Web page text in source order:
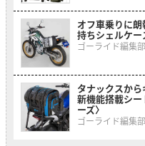
オフ車乗りに
持ちシェルケー
ゴーライド編集部
タナックスか
新機能搭載シ
ーズ〉
ゴーライド編集部